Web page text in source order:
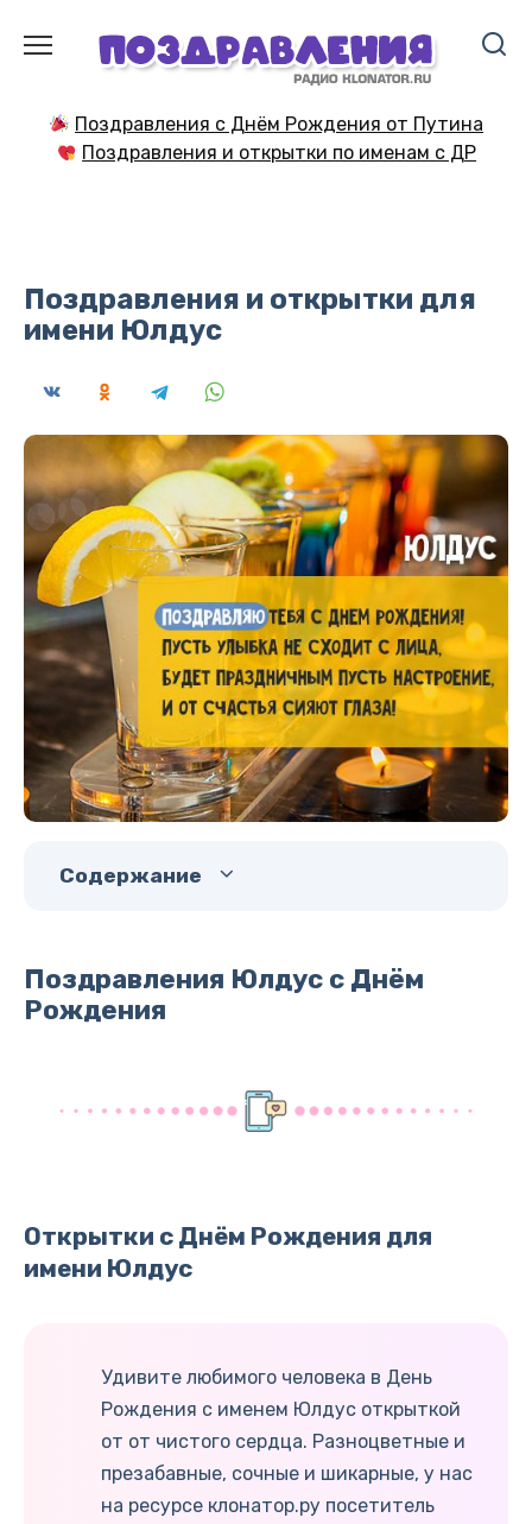
содержанию
Поздравления с Днём Рождения от Путина
Поздравления и открытки по именам с ДР
Поздравления и открытки для
имени Юлдус
Содержание
Поздравления Юлдус с Днём
Рождения
Открытки с Днём Рождения для
имени Юлдус
Удивите любимого человека в День
Рождения с именем Юлдус открыткой
от от чистого сердца. Разноцветные и
презабавные, сочные и шикарные, у нас
на ресурсе клонатор.ру посетитель